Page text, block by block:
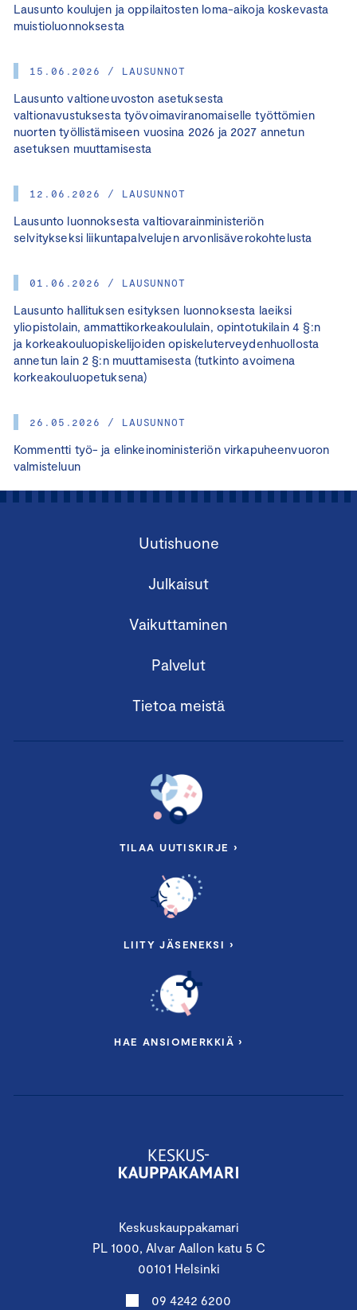
Lausunto koulujen ja oppilaitosten loma-aikoja koskevasta
muistioluonnoksesta
15.06.2026 / LAUSUNNOT
Lausunto valtioneuvoston asetuksesta
valtionavustuksesta työvoimaviranomaiselle työttömien
nuorten työllistämiseen vuosina 2026 ja 2027 annetun
asetuksen muuttamisesta
12.06.2026 / LAUSUNNOT
Lausunto luonnoksesta valtiovarainministeriön
selvitykseksi liikuntapalvelujen arvonlisäverokohtelusta
01.06.2026 / LAUSUNNOT
Lausunto hallituksen esityksen luonnoksesta laeiksi
yliopistolain, ammattikorkeakoululain, opintotukilain 4 §:n
ja korkeakouluopiskelijoiden opiskeluterveydenhuollosta
annetun lain 2 §:n muuttamisesta (tutkinto avoimena
korkeakouluopetuksena)
26.05.2026 / LAUSUNNOT
Kommentti työ- ja elinkeinoministeriön virkapuheenvuoron
valmisteluun
Keskuskauppakamari
PL 1000, Alvar Aallon katu 5 C
00101 Helsinki
09 4242 6200
Uutishuone
Julkaisut
Vaikuttaminen
Palvelut
Tietoa meistä
TILAA UUTISKIRJE ›
LIITY JÄSENEKSI ›
HAE ANSIOMERKKIÄ ›